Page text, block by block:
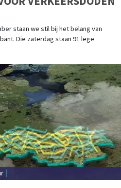
staan we stil bij het belang van
Die zaterdag staan 91 lege